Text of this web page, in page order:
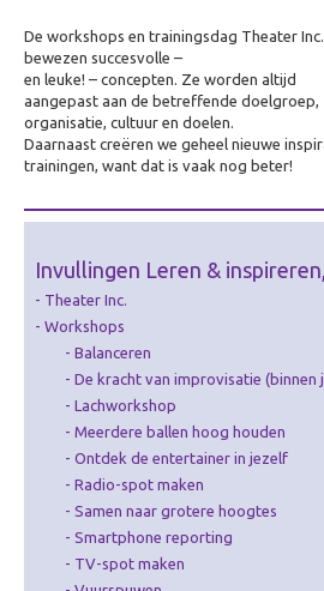
Zorg
Overig
Betekenisvol cadeau
Ervaring creëren
Over Ervaring creëren
Gamificatie
De (Bell)Butlers
Ontdek je plekje
Dagverwarming
Visualiseren
Over Visualiseren
Live Beamen & Fotografie
Sneltekenen
De workshops en trainingsdag Theater
bewezen succesvolle –
en leuke! – concepten. Ze worden altijd
aangepast aan de betreffende doelgroep,
organisatie, cultuur en doelen.
Daarnaast creëren we geheel nieuwe
trainingen, want dat is vaak nog beter!
Invullingen Leren &
Theater Inc.
Workshops
Balanceren
De kracht van improvisatie (binnen
Lachworkshop
Meerdere ballen hoog houden
Ontdek de entertainer in jezelf
Radio-spot maken
Samen naar grotere hoogtes
Smartphone reporting
TV-spot maken